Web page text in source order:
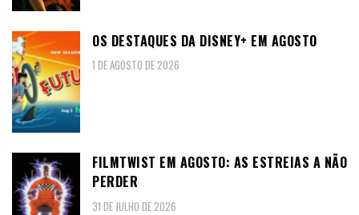
OS DESTAQUES DA DISNEY+ EM AGOSTO
1 DE AGOSTO DE 2026
FILMTWIST EM AGOSTO: AS ESTREIAS A NÃO
PERDER
31 DE JULHO DE 2026